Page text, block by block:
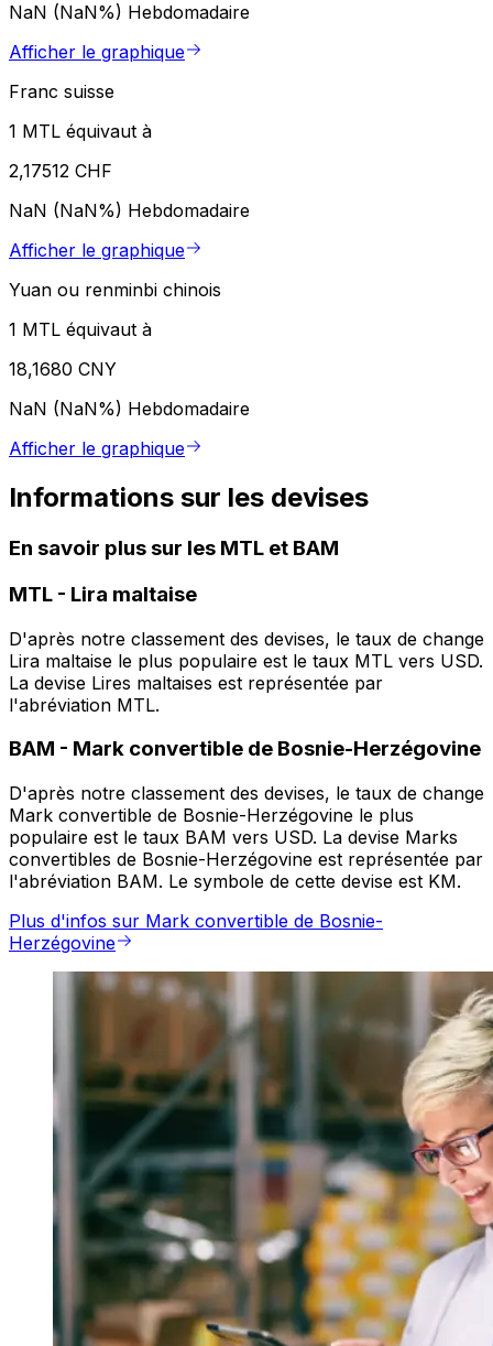
NaN (NaN%) Hebdomadaire
Afficher le graphique
Franc suisse
1 MTL équivaut à
2,17512 CHF
NaN (NaN%) Hebdomadaire
Afficher le graphique
Yuan ou renminbi chinois
1 MTL équivaut à
18,1680 CNY
NaN (NaN%) Hebdomadaire
Afficher le graphique
Informations sur les devises
En savoir plus sur les MTL et BAM
MTL - Lira maltaise
D'après notre classement des devises, le taux de change
Lira maltaise le plus populaire est le taux MTL vers USD.
La devise Lires maltaises est représentée par
l'abréviation MTL.
BAM - Mark convertible de Bosnie-Herzégovine
D'après notre classement des devises, le taux de change
Mark convertible de Bosnie-Herzégovine le plus
populaire est le taux BAM vers USD. La devise Marks
convertibles de Bosnie-Herzégovine est représentée par
l'abréviation BAM. Le symbole de cette devise est KM.
Plus d'infos sur Mark convertible de Bosnie-
Herzégovine